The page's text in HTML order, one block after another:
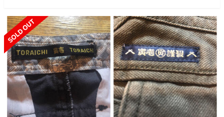
SOLD OUT